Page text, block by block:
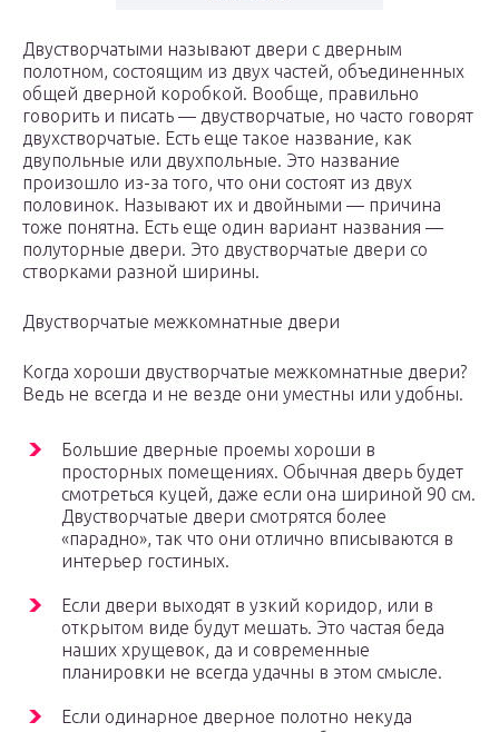
Двустворчатыми называют двери с дверным
полотном, состоящим из двух частей, объединенных
общей дверной коробкой. Вообще, правильно
говорить и писать — двустворчатые, но часто говорят
двухстворчатые. Есть еще такое название, как
двупольные или двухпольные. Это название
произошло из-за того, что они состоят из двух
половинок. Называют их и двойными — причина
тоже понятна. Есть еще один вариант названия —
полуторные двери. Это двустворчатые двери со
створками разной ширины.
Двустворчатые межкомнатные двери
Когда хороши двустворчатые межкомнатные двери?
Ведь не всегда и не везде они уместны или удобны.
Большие дверные проемы хороши в
просторных помещениях. Обычная дверь будет
смотреться куцей, даже если она шириной 90 см.
Двустворчатые двери смотрятся более
«парадно», так что они отлично вписываются в
интерьер гостиных.
Если двери выходят в узкий коридор, или в
открытом виде будут мешать. Это частая беда
наших хрущевок, да и современные
планировки не всегда удачны в этом смысле.
Если одинарное дверное полотно некуда